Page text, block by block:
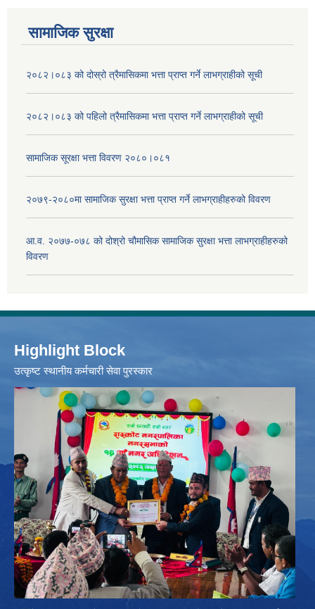
सामाजिक सुरक्षा
२०८२।०८३ को दोस्रो त्रैमासिकमा भत्ता प्राप्‍त गर्ने लाभग्राहीको सूची
२०८२।०८३ को पहिलो त्रैमासिकमा भत्ता प्राप्‍त गर्ने लाभग्राहीको सूची
सामाजिक सूरक्षा भत्ता विवरण २०८०।०८१
२०७९-२०८०मा सामाजिक सुरक्षा भत्ता प्राप्त गर्ने लाभग्राहीहरुको विवरण
आ.व. २०७७-०७८ को दोश्रो चौमासिक सामाजिक सुरक्षा भत्ता लाभग्राहीहरुको
विवरण
Highlight Block
उत्‍कृष्ट स्थानीय कर्मचारी सेवा पुरस्कार